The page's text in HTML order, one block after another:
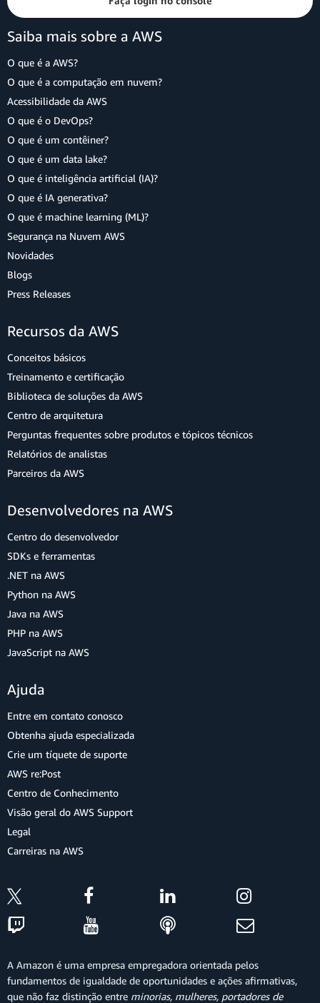
Saiba mais sobre a AWS
O que é a AWS?
O que é a computação em nuvem?
Acessibilidade da AWS
O que é o DevOps?
O que é um contêiner?
O que é um data lake?
O que é inteligência artificial (IA)?
O que é IA generativa?
O que é machine learning (ML)?
Segurança na Nuvem AWS
Novidades
Blogs
Press Releases
Recursos da AWS
Conceitos básicos
Treinamento e certificação
Biblioteca de soluções da AWS
Centro de arquitetura
Perguntas frequentes sobre produtos e tópicos técnicos
Relatórios de analistas
Parceiros da AWS
Desenvolvedores na AWS
Centro do desenvolvedor
SDKs e ferramentas
.NET na AWS
Python na AWS
Java na AWS
PHP na AWS
JavaScript na AWS
Ajuda
Entre em contato conosco
Obtenha ajuda especializada
Crie um tíquete de suporte
AWS re:Post
Centro de Conhecimento
Visão geral do AWS Support
Legal
Carreiras na AWS
A Amazon é uma empresa empregadora orientada pelos
fundamentos de igualdade de oportunidades e ações afirmativas,
que não faz distinção entre minorias, mulheres, portadores de